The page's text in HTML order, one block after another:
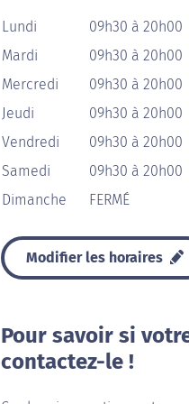
Lundi
09h30 à 20h00
Mardi
09h30 à 20h00
Mercredi
09h30 à 20h00
Jeudi
09h30 à 20h00
Vendredi
09h30 à 20h00
Samedi
09h30 à 20h00
Dimanche
FERMÉ
Modifier les horaires
Pour savoir si
contactez-le !